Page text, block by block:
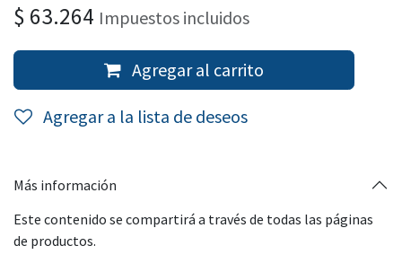
$ 63.264 Impuestos incluidos
Agregar al carrito
Agregar a la lista de deseos
Más información
Este contenido se compartirá a través de todas las páginas
de productos.